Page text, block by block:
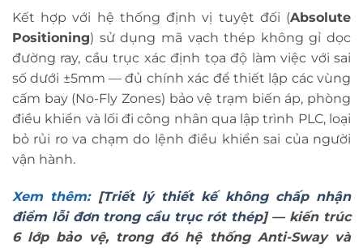
Kết hợp với hệ thống định vị tuyệt đối (Absolute
Positioning) sử dụng mã vạch thép không gỉ dọc
đường ray, cầu trục xác định tọa độ làm việc với sai
số dưới ±5mm — đủ chính xác để thiết lập các vùng
cấm bay (No-Fly Zones) bảo vệ trạm biến áp, phòng
điều khiển và lối đi công nhân qua lập trình PLC, loại
bỏ rủi ro va chạm do lệnh điều khiển sai của người
vận hành.
Xem thêm:[Triết lý thiết kế không chấp nhận
điểm lỗi đơn trong cầu trục rót thép] — kiến trúc
6 lớp bảo vệ, trong đó hệ thống Anti-Sway và